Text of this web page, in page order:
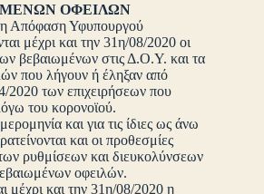
ΟΦΕΙΛΩΝ
Απόφαση Υφυπουργού
μέχρι και την 31η/08/2020 οι
βεβαιωμένων στις Δ.Ο.Υ. και τα
που λήγουν ή έληξαν από
2020 των επιχειρήσεων που
του κορονοϊού.
και για τις ίδιες ως άνω
και οι προθεσμίες
ρυθμίσεων και διευκολύνσεων
οφειλών.
μέχρι και την 31η/08/2020 η